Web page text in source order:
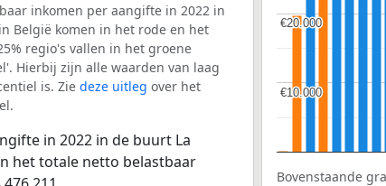
inkomen per aangifte in 2022 in
België komen in het rode en het
regio's vallen in het groene
Hierbij zijn alle waarden van laag
is. Zie deze uitleg over het
in 2022 in de buurt La
het totale netto belastbaar
€10.000
€10.000
€20.000
€20.000
Bovenstaande